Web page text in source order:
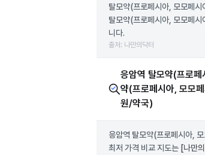
탈모약(프로페시아, 모모페
탈모약(프로페시아, 모모페
니다.
출처: 나만의닥터
응암역 탈모약(프로
약(프로페시아, 모모
원/약국)
응암역 탈모약(프로페시아,
최저 가격 비교 지도는 [나만